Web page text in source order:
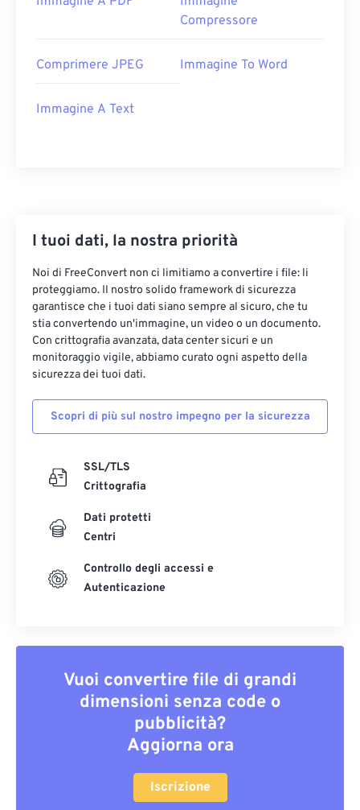
Compressore
Comprimere JPEG Immagine To Word
Immagine A Text
I tuoi dati, la nostra priorità
Noi di FreeConvert non ci limitiamo a convertire i file: li
proteggiamo. Il nostro solido framework di sicurezza
garantisce che i tuoi dati siano sempre al sicuro, che tu
stia convertendo un'immagine, un video o un documento.
Con crittografia avanzata, data center sicuri e un
monitoraggio vigile, abbiamo curato ogni aspetto della
sicurezza dei tuoi dati.
Scopri di più sul nostro impegno per la sicurezza
SSL/TLS
Crittografia
Dati protetti
Centri
Controllo degli accessi e
Autenticazione
Vuoi convertire file di grandi
dimensioni senza code o
pubblicità?
Aggiorna ora
Iscrizione